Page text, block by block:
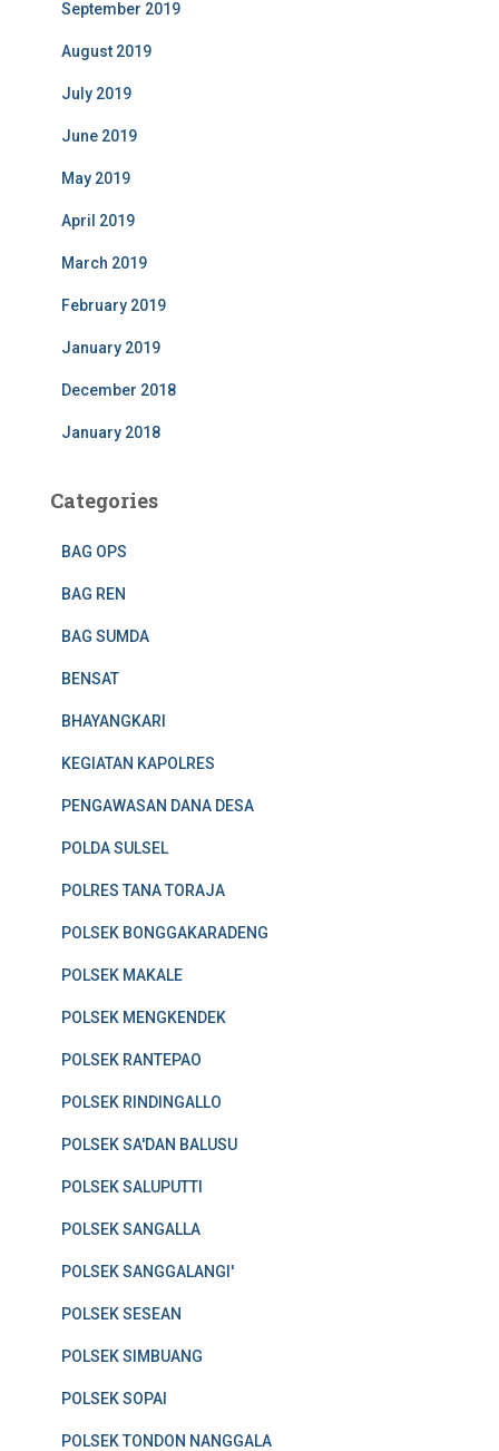
September 2019
August 2019
July 2019
June 2019
May 2019
April 2019
March 2019
February 2019
January 2019
December 2018
January 2018
Categories
BAG OPS
BAG REN
BAG SUMDA
BENSAT
BHAYANGKARI
KEGIATAN KAPOLRES
PENGAWASAN DANA DESA
POLDA SULSEL
POLRES TANA TORAJA
POLSEK BONGGAKARADENG
POLSEK MAKALE
POLSEK MENGKENDEK
POLSEK RANTEPAO
POLSEK RINDINGALLO
POLSEK SA'DAN BALUSU
POLSEK SALUPUTTI
POLSEK SANGALLA
POLSEK SANGGALANGI'
POLSEK SESEAN
POLSEK SIMBUANG
POLSEK SOPAI
POLSEK TONDON NANGGALA